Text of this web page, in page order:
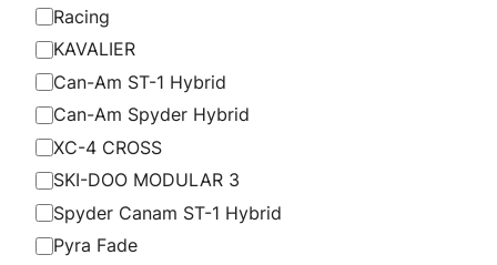
o
d
e
l
Racing
KAVALIER
Can-Am ST-1 Hybrid
Can-Am Spyder Hybrid
XC-4 CROSS
SKI-DOO MODULAR 3
Spyder Canam ST-1 Hybrid
Pyra Fade